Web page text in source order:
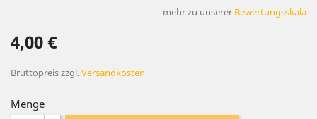
mehr zu unserer Bewertungsskala
4,00 €
Bruttopreiszzgl.Versandkosten
Menge